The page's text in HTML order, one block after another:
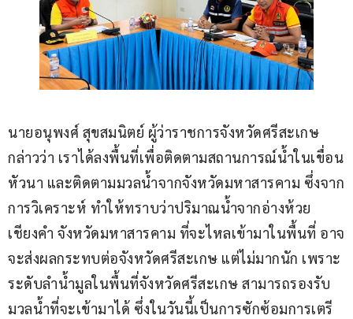
นายอนุพงศ์ สุขสมนิตย์ ผู้ว่าราชการจังหวัดศรีสะเกษ
กล่าวว่า เราได้ลงพื้นที่เพื่อติดตามสถานการณ์น้ำในเขื่อน
หัวนา และติดตามมวลน้ำจากจังหวัดมหาสารคาม ซึ่งจาก
การวิเคราะห์ ทำให้ทราบว่าปริมาณน้ำจากอ่างห้วย
เชียงคำ จังหวัดมหาสารคาม ที่จะไหลเข้ามาในพื้นที่ อาจ
จะส่งผลกระทบต่อจังหวัดศรีสะเกษ แต่ไม่มากนัก เพราะ
ระดับลำน้ำมูลในพื้นที่จังหวัดศรีสะเกษ สามารถรองรับ
มวลน้ำที่จะเข้ามาได้ ซึ่งในวันนี้เป็นการซักซ้อมการเตรี